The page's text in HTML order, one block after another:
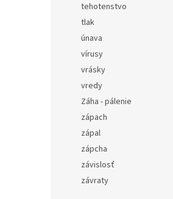
tehotenstvo
tlak
únava
vírusy
vrásky
vredy
Záha - pálenie
zápach
zápal
zápcha
závislosť
závraty